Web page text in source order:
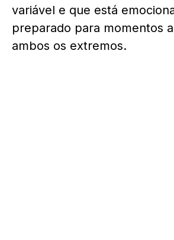
variável e que está
preparado para momentos
ambos os extremos.